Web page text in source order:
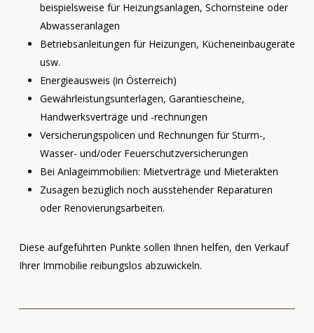
beispielsweise für Heizungsanlagen, Schornsteine oder
Abwasseranlagen
Betriebsanleitungen für Heizungen, Kücheneinbaugeräte
usw.
Energieausweis (in Österreich)
Gewährleistungsunterlagen, Garantiescheine,
Handwerksverträge und -rechnungen
Versicherungspolicen und Rechnungen für Sturm-,
Wasser- und/oder Feuerschutzversicherungen
Bei Anlageimmobilien: Mietverträge und Mieterakten
Zusagen bezüglich noch ausstehender Reparaturen
oder Renovierungsarbeiten.
Diese aufgeführten Punkte sollen Ihnen helfen, den Verkauf
Ihrer Immobilie reibungslos abzuwickeln.